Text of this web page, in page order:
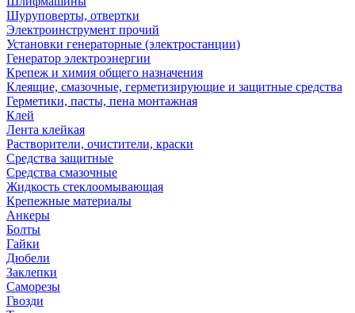
Шуруповерты, отвертки
Электроинструмент прочий
Установки генераторные (электростанции)
Генератор электроэнергии
Крепеж и химия общего назначения
Клеящие, смазочные, герметизирующие и защитные средства
Герметики, пасты, пена монтажная
Клей
Лента клейкая
Растворители, очистители, краски
Средства защитные
Средства смазочные
Жидкость стеклоомывающая
Крепежные материалы
Анкеры
Болты
Гайки
Дюбели
Заклепки
Саморезы
Гвозди